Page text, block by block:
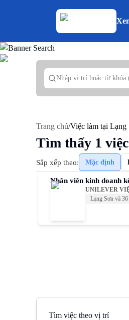
Trang chủ/ Việc làm tại
Tìm thấy 1
Sắp xếp theo: Mặc định
Nhân viên kinh doanh
UNILEVER
Lạng Sơn và
Tìm việc theo vị trí